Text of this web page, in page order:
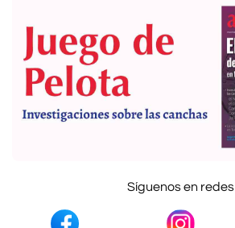
Síguenos en redes